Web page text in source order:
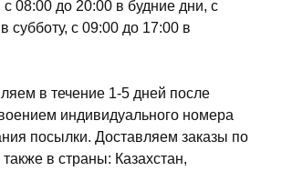
08:00 до 20:00 в будние дни, с
субботу, с 09:00 до 17:00 в
в течение 1-5 дней после
индивидуального номера
посылки. Доставляем заказы по
в страны: Казахстан,